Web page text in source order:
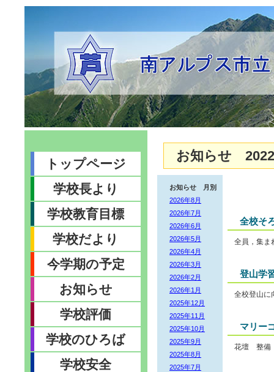
トップページ
学校長より
学校教育目標
学校だより
今学期の予定
お知らせ
学校評価
学校のひろば
学校安全
お知らせ
お知らせ 月別
2026年8月
2026年7月
2026年6月
2026年5月
2026年4月
2026年3月
2026年2月
2026年1月
2025年12月
2025年11月
2025年10月
2025年9月
2025年8月
2025年7月
全校そ
全員，集ま
登山学
全校登山に
マリー
花壇 整備